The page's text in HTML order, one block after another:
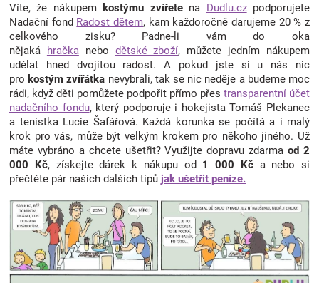
Víte, že nákupem kostýmu zvířete na Dudlu.czpodporujete
Nadační fond Radost dětem, kam každoročně darujeme 20 % z
celkového zisku? Padne-li vám do oka
nějaká hračka nebo dětské zboží, můžete jedním nákupem
udělat hned dvojitou radost. A pokud jste si u nás nic
pro kostým zvířátka nevybrali, tak se nic neděje a budeme moc
rádi, když děti pomůžete podpořit přímo přes transparentní účet
nadačního fondu, který podporuje i hokejista Tomáš Plekanec
a tenistka Lucie Šafářová. Každá korunka se počítá a i malý
krok pro vás, může být velkým krokem pro někoho jiného. Už
máte vybráno a chcete ušetřit? Využijte dopravu zdarmaod 2
000 Kč, získejte dárek k nákupu od 1 000 Kča nebo si
přečtěte pár našich dalších tipů jak ušetřit peníze.